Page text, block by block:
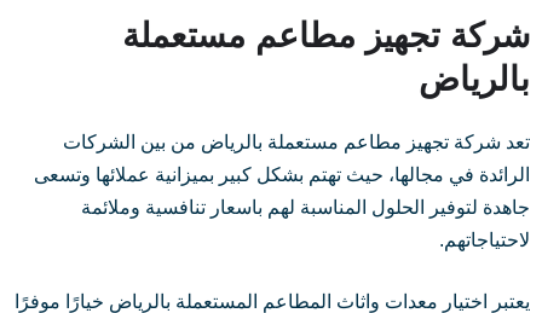
شركة تجهيز مطاعم مستعملة
بالرياض
تعد شركة تجهيز مطاعم مستعملة بالرياض من بين الشركات
الرائدة في مجالها، حيث تهتم بشكل كبير بميزانية عملائها وتسعى
جاهدة لتوفير الحلول المناسبة لهم باسعار تنافسية وملائمة
لاحتياجاتهم.
يعتبر اختيار معدات واثاث المطاعم المستعملة بالرياض خيارًا موفرًا